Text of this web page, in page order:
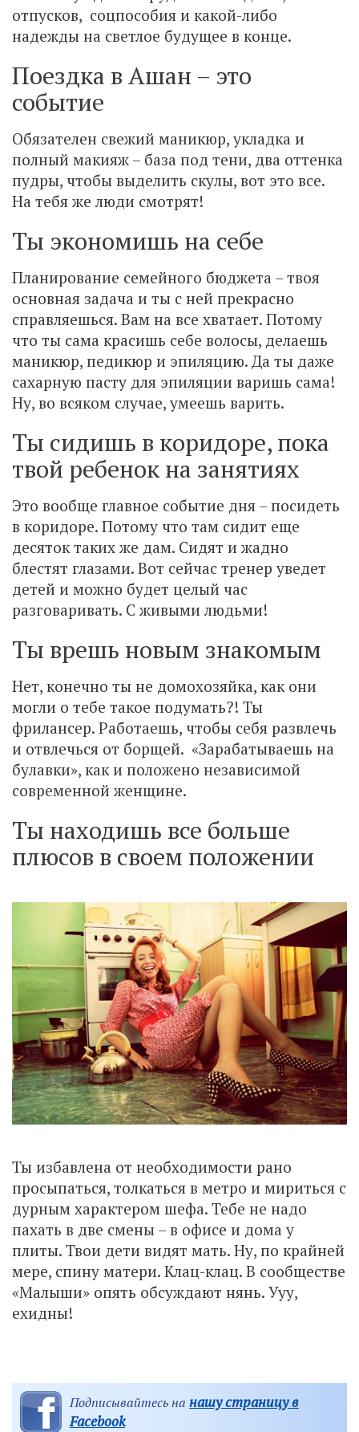
отпусков, соцпособия и какой-либо
надежды на светлое будущее в конце.
Поездка в Ашан – это
событие
Обязателен свежий маникюр, укладка и
полный макияж – база под тени, два оттенка
пудры, чтобы выделить скулы, вот это все.
На тебя же люди смотрят!
Ты экономишь на себе
Планирование семейного бюджета – твоя
основная задача и ты с ней прекрасно
справляешься. Вам на все хватает. Потому
что ты сама красишь себе волосы, делаешь
маникюр, педикюр и эпиляцию. Да ты даже
сахарную пасту для эпиляции варишь сама!
Ну, во всяком случае, умеешь варить.
Ты сидишь в коридоре, пока
твой ребенок на занятиях
Это вообще главное событие дня – посидеть
в коридоре. Потому что там сидит еще
десяток таких же дам. Сидят и жадно
блестят глазами. Вот сейчас тренер уведет
детей и можно будет целый час
разговаривать. С живыми людьми!
Ты врешь новым знакомым
Нет, конечно ты не домохозяйка, как они
могли о тебе такое подумать?! Ты
фрилансер. Работаешь, чтобы себя развлечь
и отвлечься от борщей. «Зарабатываешь на
булавки», как и положено независимой
современной женщине.
Ты находишь все больше
плюсов в своем положении
Ты избавлена от необходимости рано
просыпаться, толкаться в метро и мириться с
дурным характером шефа. Тебе не надо
пахать в две смены – в офисе и дома у
плиты. Твои дети видят мать. Ну, по крайней
мере, спину матери. Клац-клац. В сообществе
«Малыши» опять обсуждают нянь. Ууу,
ехидны!
Подписывайтесь на нашу страницу в
Facebook